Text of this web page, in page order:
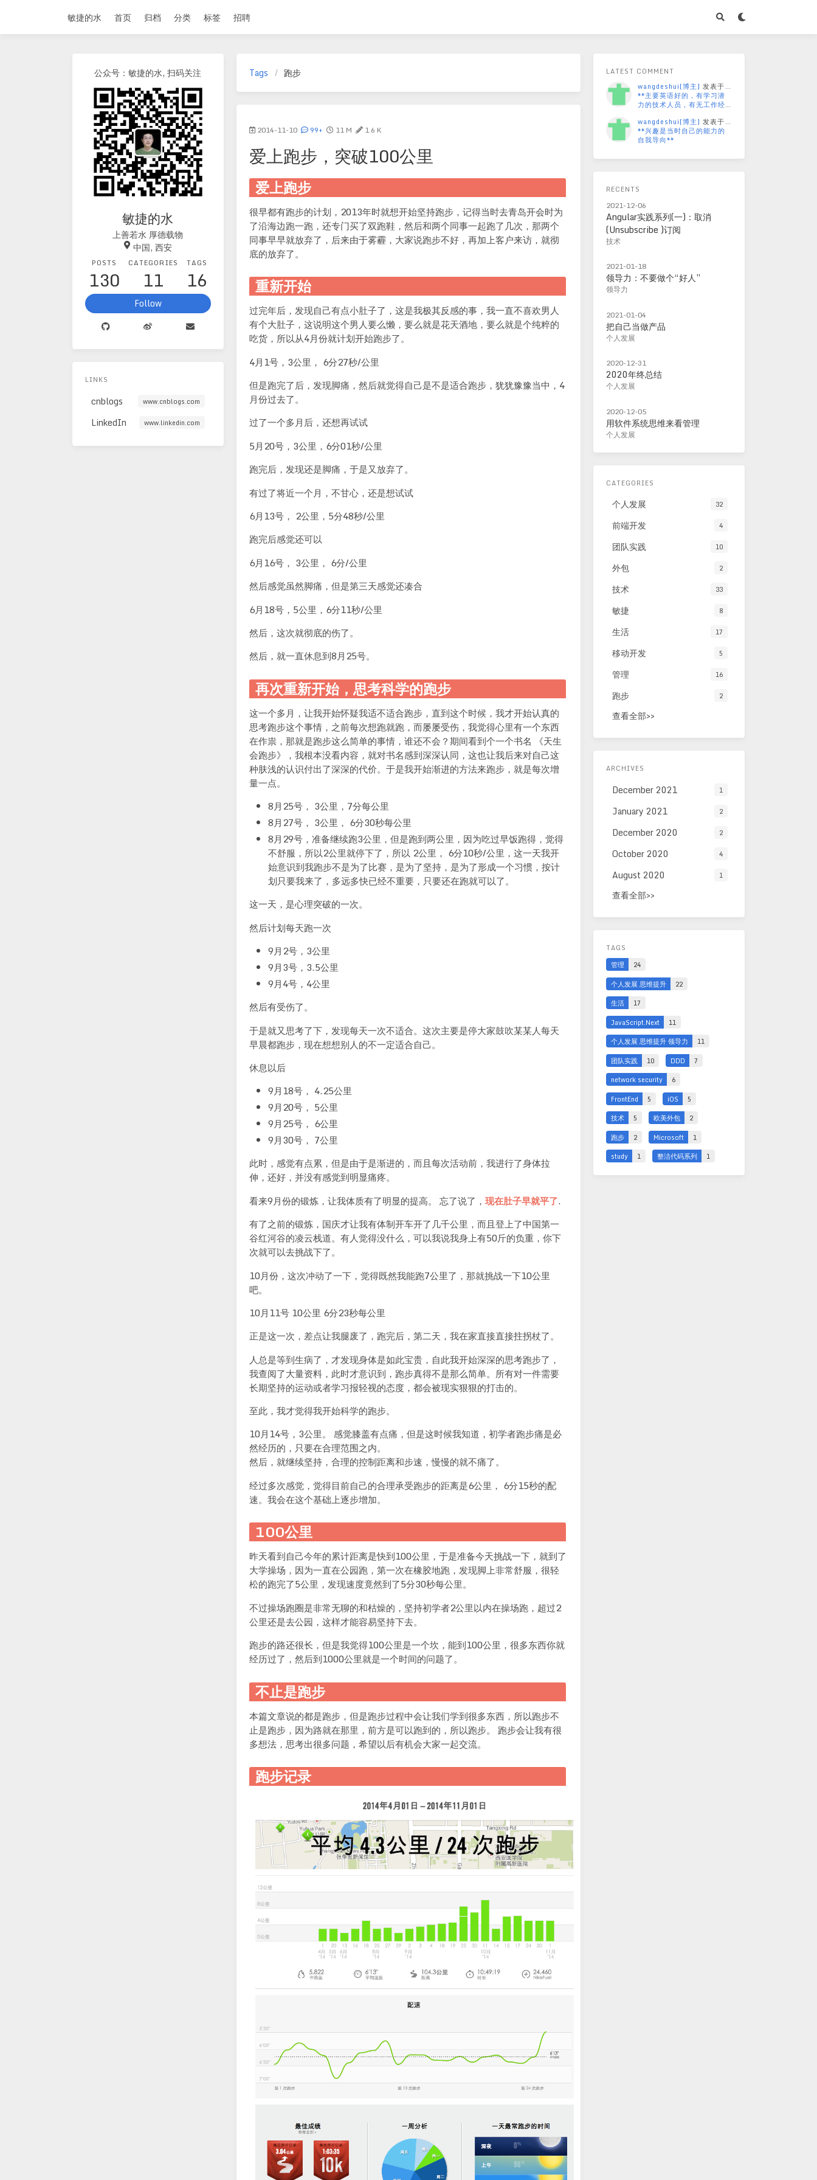
敏捷的水 首页 归档 分类 标签 招聘
Tags 跑步
2014-11-10 99+ 11 M 1.6 K
爱上跑步，突破100公里
爱上跑步
很早都有跑步的计划，2013年时就想开始坚持跑步，记得当时去青岛开会时为
了沿海边跑一跑，还专门买了双跑鞋，然后和两个同事一起跑了几次，那两个
同事早早就放弃了，后来由于雾霾，大家说跑步不好，再加上客户来访，就彻
底的放弃了。
重新开始
过完年后，发现自己有点小肚子了，这是我极其反感的事，我一直不喜欢男人
有个大肚子，这说明这个男人要么懒，要么就是花天酒地，要么就是个纯粹的
吃货，所以从4月份就计划开始跑步了。
4月1号，3公里， 6分27秒/公里
但是跑完了后，发现脚痛，然后就觉得自己是不是适合跑步，犹犹豫豫当中，4
月份过去了。
过了一个多月后，还想再试试
5月20号，3公里，6分01秒/公里
跑完后，发现还是脚痛，于是又放弃了。
有过了将近一个月，不甘心，还是想试试
6月13号， 2公里，5分48秒/公里
跑完后感觉还可以
6月16号， 3公里， 6分/公里
然后感觉虽然脚痛，但是第三天感觉还凑合
6月18号，5公里，6分11秒/公里
然后，这次就彻底的伤了。
然后，就一直休息到8月25号。
再次重新开始，思考科学的跑步
这一个多月，让我开始怀疑我适不适合跑步，直到这个时候，我才开始认真的
思考跑步这个事情，之前每次想跑就跑，而屡屡受伤，我觉得心里有一个东西
在作祟，那就是跑步这么简单的事情，谁还不会？期间看到个一个书名 《天生
会跑步》，我根本没看内容，就对书名感到深深认同，这也让我后来对自己这
种肤浅的认识付出了深深的代价。于是我开始渐进的方法来跑步，就是每次增
量一点。
8月25号， 3公里，7分每公里
8月27号， 3公里， 6分30秒每公里
8月29号，准备继续跑3公里，但是跑到两公里，因为吃过早饭跑得，觉得
不舒服，所以2公里就停下了，所以 2公里， 6分10秒/公里，这一天我开
始意识到我跑步不是为了比赛，是为了坚持，是为了形成一个习惯，按计
划只要我来了，多远多快已经不重要，只要还在跑就可以了。
这一天，是心理突破的一次。
然后计划每天跑一次
9月2号，3公里
9月3号，3.5公里
9月4号，4公里
然后有受伤了。
于是就又思考了下，发现每天一次不适合。这次主要是停大家鼓吹某某人每天
早晨都跑步，现在想想别人的不一定适合自己。
休息以后
9月18号， 4.25公里
9月20号， 5公里
9月25号， 6公里
9月30号， 7公里
此时，感觉有点累，但是由于是渐进的，而且每次活动前，我进行了身体拉
伸，还好，并没有感觉到明显痛疼。
看来9月份的锻炼，让我体质有了明显的提高。 忘了说了，现在肚子早就平了.
有了之前的锻炼，国庆才让我有体制开车开了几千公里，而且登上了中国第一
谷红河谷的凌云栈道。有人觉得没什么，可以我说我身上有50斤的负重，你下
次就可以去挑战下了。
10月份，这次冲动了一下，觉得既然我能跑7公里了，那就挑战一下10公里
吧。
10月11号 10公里 6分23秒每公里
正是这一次，差点让我腿废了，跑完后，第二天，我在家直接直接拄拐杖了。
人总是等到生病了，才发现身体是如此宝贵，自此我开始深深的思考跑步了，
我查阅了大量资料，此时才意识到，跑步真得不是那么简单。所有对一件需要
长期坚持的运动或者学习报轻视的态度，都会被现实狠狠的打击的。
至此，我才觉得我开始科学的跑步。
10月14号，3公里。 感觉膝盖有点痛，但是这时候我知道，初学者跑步痛是必
然经历的，只要在合理范围之内。
然后，就继续坚持，合理的控制距离和步速，慢慢的就不痛了。
经过多次感觉，觉得目前自己的合理承受跑步的距离是6公里， 6分15秒的配
速。我会在这个基础上逐步增加。
100公里
昨天看到自己今年的累计距离是快到100公里，于是准备今天挑战一下，就到了
大学操场，因为一直在公园跑，第一次在橡胶地跑，发现脚上非常舒服，很轻
松的跑完了5公里，发现速度竟然到了5分30秒每公里。
不过操场跑圈是非常无聊的和枯燥的，坚持初学者2公里以内在操场跑，超过2
公里还是去公园，这样才能容易坚持下去。
跑步的路还很长，但是我觉得100公里是一个坎，能到100公里，很多东西你就
经历过了，然后到1000公里就是一个时间的问题了。
不止是跑步
本篇文章说的都是跑步，但是跑步过程中会让我们学到很多东西，所以跑步不
止是跑步，因为路就在那里，前方是可以跑到的，所以跑步。 跑步会让我有很
多想法，思考出很多问题，希望以后有机会大家一起交流。
跑步记录
公众号：敏捷的水, 扫码关注
敏捷的水
上善若水 厚德载物
中国, 西安
POSTS
130
CATEGORIES
11
TAGS
16
Follow
LINKS
cnblogs www.cnblogs.com
LinkedIn www.linkedin.com
LATEST COMMENT
wangdeshui[博主] 发表于
67月前
**主要英语好的，有学习潜
力的技术人员，有无工作经
wangdeshui[博主] 发表于
67月前
**兴趣是当时自己的能力的
自我导向**
RECENTS
2021-12-06
Angular实践系列(一)：取消
(Unsubscribe )订阅
技术
2021-01-18
领导力：不要做个“好人”
领导力
2021-01-04
把自己当做产品
个人发展
2020-12-31
2020年终总结
个人发展
2020-12-05
用软件系统思维来看管理
个人发展
CATEGORIES
个人发展 32
前端开发 4
团队实践 10
外包 2
技术 33
敏捷 8
生活 17
移动开发 5
管理 16
跑步 2
查看全部>>
ARCHIVES
December 2021 1
January 2021 2
December 2020 2
October 2020 4
August 2020 1
查看全部>>
TAGS
管理
24
个人发展 思维提升
22
生活
17
JavaScript.Next
11
个人发展 思维提升 领导力
11
团队实践
10 DDD
7
network security
6
FrontEnd
5 iOS
5
技术
5 欧美外包
2
跑步
2 Microsoft
1
study
1 整洁代码系列 1